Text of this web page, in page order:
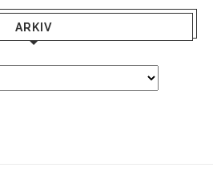
ARKIV